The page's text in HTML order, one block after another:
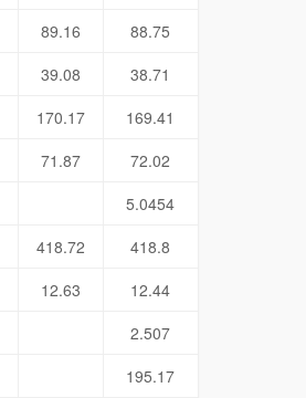
89.16
88.75
39.08
38.71
170.17
169.41
71.87
72.02
5.0454
418.72
418.8
12.63
12.44
2.507
195.17